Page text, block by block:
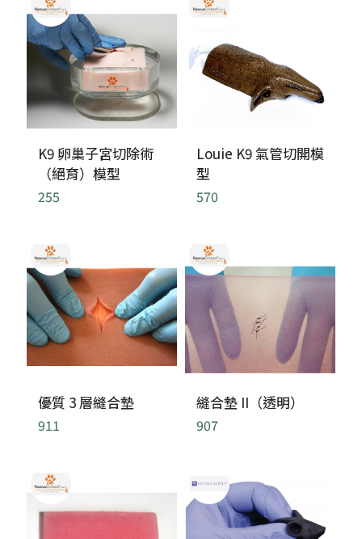
K9 卵巢子宮切除術
（絕育）模型
255
Louie K9 氣管切開模
型
570
優質 3 層縫合墊
911
縫合墊 II（透明）
907